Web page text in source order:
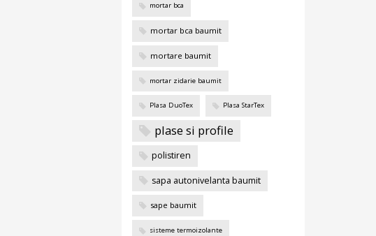
mortar bca
mortar bca baumit
mortare baumit
mortar zidarie baumit
Plasa DuoTex Plasa StarTex
plase si profile
polistiren
sapa autonivelanta baumit
sape baumit
sisteme termoizolante